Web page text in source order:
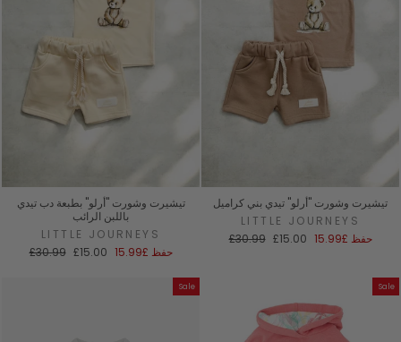
تيشيرت وشورت "أرلو" بطبعة دب تيدي
باللبن الرائب
LITTLE JOURNEYS
السعر
£30.99 سعر
£15.00 حفظ £15.99
تيشيرت وشورت "أرلو" تيدي بني كراميل
LITTLE JOURNEYS
السعر
£30.99 سعر
£15.00 حفظ £15.99
Sale Sale